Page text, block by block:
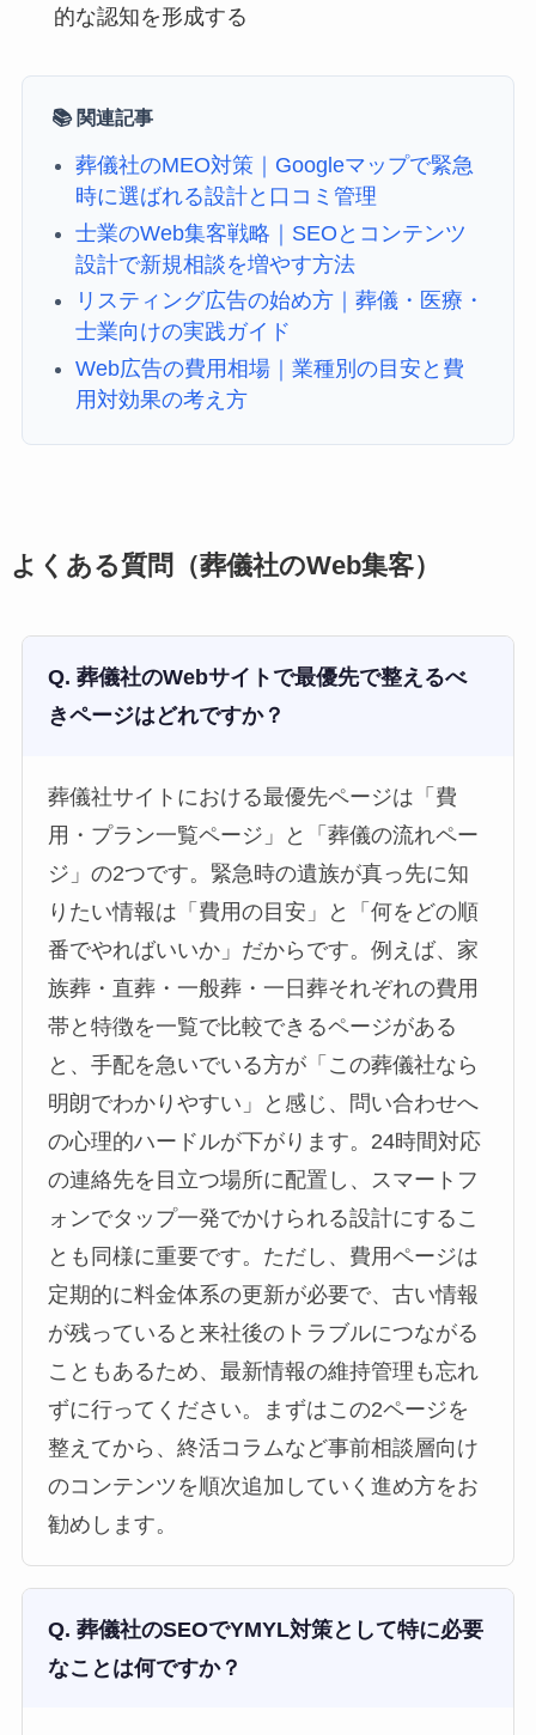
的な認知を形成する
📚 関連記事
葬儀社のMEO対策｜Googleマップで緊急
時に選ばれる設計と口コミ管理
士業のWeb集客戦略｜SEOとコンテンツ
設計で新規相談を増やす方法
リスティング広告の始め方｜葬儀・医療・
士業向けの実践ガイド
Web広告の費用相場｜業種別の目安と費
用対効果の考え方
よくある質問（葬儀社のWeb集客）
Q. 葬儀社のWebサイトで最優先で整えるべ
きページはどれですか？
葬儀社サイトにおける最優先ページは「費
用・プラン一覧ページ」と「葬儀の流れペー
ジ」の2つです。緊急時の遺族が真っ先に知
りたい情報は「費用の目安」と「何をどの順
番でやればいいか」だからです。例えば、家
族葬・直葬・一般葬・一日葬それぞれの費用
帯と特徴を一覧で比較できるページがある
と、手配を急いでいる方が「この葬儀社なら
明朗でわかりやすい」と感じ、問い合わせへ
の心理的ハードルが下がります。24時間対応
の連絡先を目立つ場所に配置し、スマートフ
ォンでタップ一発でかけられる設計にするこ
とも同様に重要です。ただし、費用ページは
定期的に料金体系の更新が必要で、古い情報
が残っていると来社後のトラブルにつながる
こともあるため、最新情報の維持管理も忘れ
ずに行ってください。まずはこの2ページを
整えてから、終活コラムなど事前相談層向け
のコンテンツを順次追加していく進め方をお
勧めします。
Q. 葬儀社のSEOでYMYL対策として特に必要
なことは何ですか？